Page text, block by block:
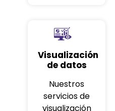
Visualización
de datos
Nuestros
servicios de
visualización